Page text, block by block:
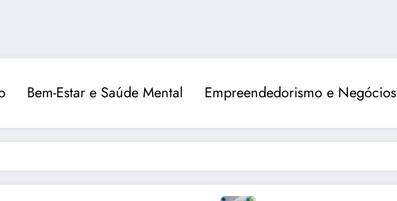
Bem-Estar e Saúde Mental Empreendedorismo e Negócios